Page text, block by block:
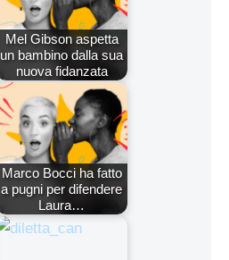
Mel Gibson aspetta
un bambino dalla sua
nuova fidanzata
Marco Bocci ha fatto
a pugni per difendere
Laura…